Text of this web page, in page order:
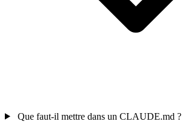
Que faut-il mettre dans un CLAUDE.md ?